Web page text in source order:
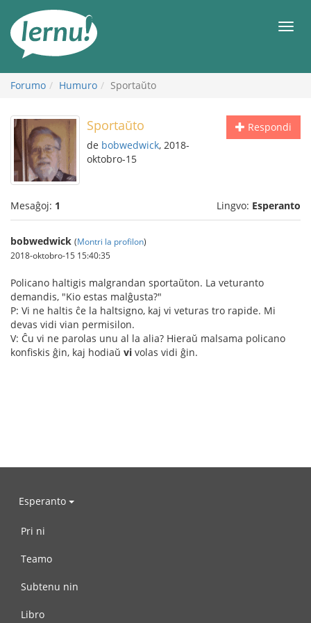
enhavo
Forumo Humuro Sportaŭto
Respondi
Sportaŭto
de bobwedwick, 2018-
oktobro-15
Mesaĝoj: 1 Lingvo: Esperanto
bobwedwick (Montri la profilon)
2018-oktobro-15 15:40:35
Policano haltigis malgrandan sportaŭton. La veturanto
demandis, "Kio estas malĝusta?"
P: Vi ne haltis ĉe la haltsigno, kaj vi veturas tro rapide. Mi
devas vidi vian permisilon.
V: Ĉu vi ne parolas unu al la alia? Hieraŭ malsama policano
konfiskis ĝin, kaj hodiaŭ vi volas vidi ĝin.
Esperanto
Pri ni
Teamo
Subtenu nin
Libro